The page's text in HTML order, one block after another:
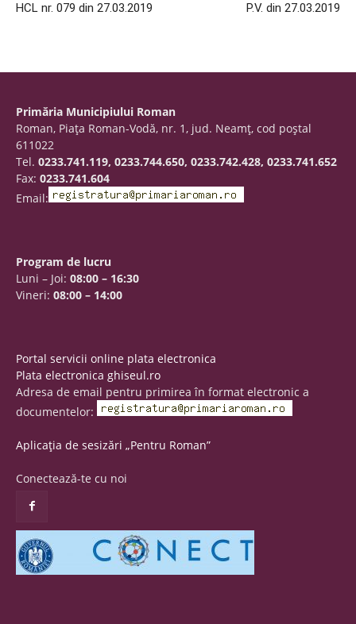
HCL nr. 079 din 27.03.2019 P.V. din 27.03.2019
Primăria Municipiului Roman
Roman, Piaţa Roman-Vodă, nr. 1, jud. Neamţ, cod poştal
611022
Tel. 0233.741.119, 0233.744.650, 0233.742.428, 0233.741.652
Fax: 0233.741.604
Email:
Program de lucru
Luni – Joi: 08:00 – 16:30
Vineri: 08:00 – 14:00
Portal servicii online plata electronica
Plata electronica ghiseul.ro
Adresa de email pentru primirea în format electronic a
documentelor:
Aplicația de sesizări „Pentru Roman”
Conectează-te cu noi